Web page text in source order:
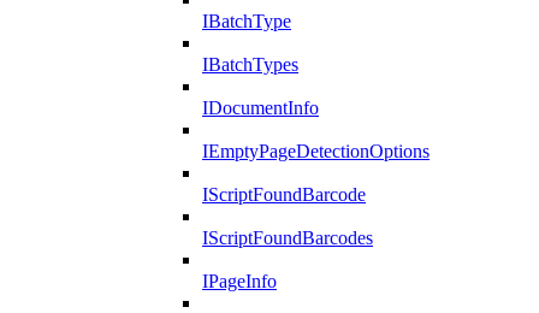
IBatchType
IBatchTypes
IDocumentInfo
IEmptyPageDetectionOptions
IScriptFoundBarcode
IScriptFoundBarcodes
IPageInfo